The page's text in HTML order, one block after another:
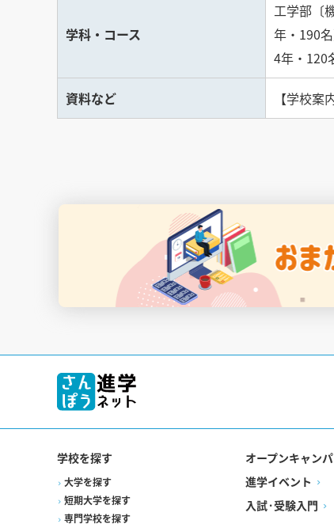
学科・コース
工学部〔
年・190
4年・120
資料など 【学校
学校を探す
大学を探す
短期大学を探す
専門学校を探す
オープンキャン
進学イベント
入試·受験入門